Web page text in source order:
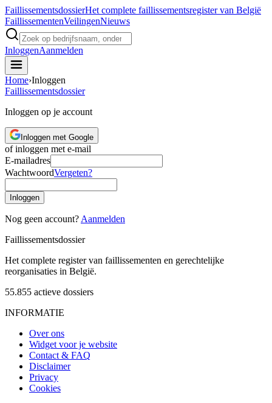
FaillissementsdossierHet complete faillissementsregister van België
FaillissementenVeilingenNieuws
InloggenAanmelden
Home›Inloggen
Faillissementsdossier
Inloggen op je account
Inloggen met Google
of inloggen met e-mail
E-mailadres
WachtwoordVergeten?
Inloggen
Nog geen account? Aanmelden
Faillissementsdossier
Het complete register van faillissementen en gerechtelijke
reorganisaties in België.
55.855 actieve dossiers
INFORMATIE
Over ons
Widget voor je website
Contact & FAQ
Disclaimer
Privacy
Cookies